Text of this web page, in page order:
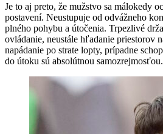
Je to aj preto, že mužstvo sa málokedy
postavení. Neustupuje od odvážneho
plného pohybu a útočenia. Trpezlivé
ovládanie, neustále hľadanie priestorov
napádanie po strate lopty, prípadne
do útoku sú absolútnou samozrejmosťou.